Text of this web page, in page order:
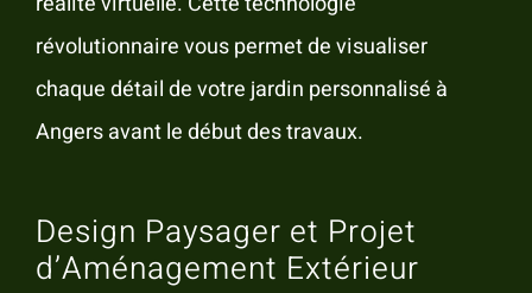
révolutionnaire vous permet de visualiser
chaque détail de votre jardin personnalisé à
Angers avant le début des travaux.
Design Paysager et Projet
d’Aménagement Extérieur